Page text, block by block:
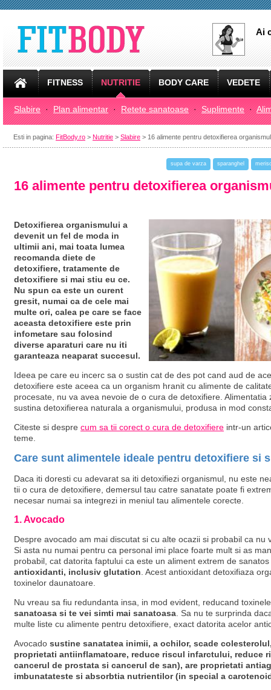
Ai
FITNESS NUTRITIE BODY CARE VEDETE
Slabire · Plan alimentar · Retete sanatoase · Suplimente ·
Esti in pagina: FitBody.ro > Nutritie > Slabire > 16 alimente pentru detoxifierea
supa de varza sparanghel
16 alimente pentru detoxifierea
Detoxifierea organismului a
devenit un fel de moda in
ultimii ani, mai toata lumea
recomanda diete de
detoxifiere, tratamente de
detoxifiere si mai stiu eu ce.
Nu spun ca este un curent
gresit, numai ca de cele mai
multe ori, calea pe care se face
aceasta detoxifiere este prin
infometare sau folosind
diverse aparaturi care nu iti
garanteaza neaparat succesul.
Ideea pe care eu incerc sa o sustin cat de des pot cand aud de
detoxifiere este aceea ca un organism hranit cu alimente de
procesate, nu va avea nevoie de o cura de detoxifiere. Alimentatia
sustina detoxifierea naturala a organismului, produsa in mod
Citeste si despre cum sa tii corect o cura de detoxifiere intr-un
teme.
Care sunt alimentele ideale pentru detoxifiere si
Daca iti doresti cu adevarat sa iti detoxifiezi organismul, nu este
tii o cura de detoxifiere, demersul tau catre sanatate poate fi
necesar numai sa integrezi in meniul tau alimentele corecte.
1. Avocado
Despre avocado am mai discutat si cu alte ocazii si probabil ca nu
Si asta nu numai pentru ca personal imi place foarte mult si as
probabil, cat datorita faptului ca este un aliment extrem de
antioxidanti, inclusiv glutation . Acest antioxidant detoxifiaza
toxinelor daunatoare.
Nu vreau sa fiu redundanta insa, in mod evident, reducand
sanatoasa si te vei simti mai sanatoasa . Sa nu te surprinda
multe liste cu alimente pentru detoxifiere, exact datorita acelor
Avocado sustine sanatatea inimii, a ochilor, scade
proprietati antiinflamatoare, reduce riscul infarctului, reduce
cancerul de prostata si cancerul de san), are proprietati
imbunatateste si absorbtia nutrientilor (in special a